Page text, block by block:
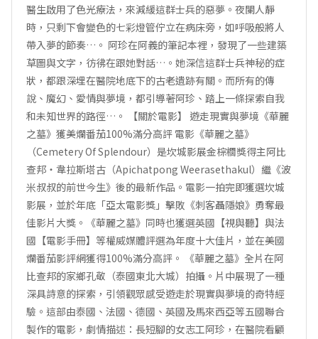
醫生啟用了色光療法，來減緩這群士兵的惡夢。夜闌人靜
時，只剩下會變色的七彩燈管佇立在病床旁，如呼吸般將人
帶入夢的節奏…。 阿珍在阿義的筆記本裡，發現了一些建築
草圖與文字，彷彿在跟她對話…。她深信這群士兵神秘的症
狀，都跟深埋在醫院地底下的古老遺跡有關。而所有的傳
說、魔幻、愛情與夢境，都引導著阿珍、踏上一條探索自我
和未知世界的路徑…。 【關於電影】 遊走現實與夢境《華麗
之墓》獲美爛番茄100%滿分高評 電影《華麗之墓》
（Cemetery Of Splendour）是坎城影展金棕櫚獎得主阿比
查邦‧韋拉斯塔古（Apichatpong Weerasethakul）繼《波
米叔叔的前世今生》後的最新作品。電影一拍完即獲選坎城
影展，並於年底「亞太電影獎」擊敗《刺客聶隱娘》勇奪最
佳影片大獎。《華麗之墓》同時也獲選英國【視與聽】與法
國【電影手冊】等權威媒體評選為年度十大佳片，並在美國
爛番茄影評網獲得100%滿分高評。 《華麗之墓》全片在阿
比查邦的家鄉孔敬（泰國東北大城）拍攝。片中展現了一種
深具詩意的探索，引領觀眾感受遊走於現實與夢境的奇特經
驗。這部由泰國、法國、德國、英國及馬來西亞等五國聯合
製作的電影，劇情描述：長短腳的女志工阿珍，在醫院看顧